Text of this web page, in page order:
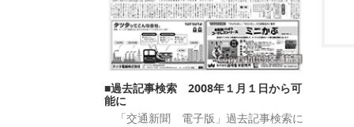
■過去記事検索 2008年１月１日から可
能に
「交通新聞 電子版」過去記事検索に